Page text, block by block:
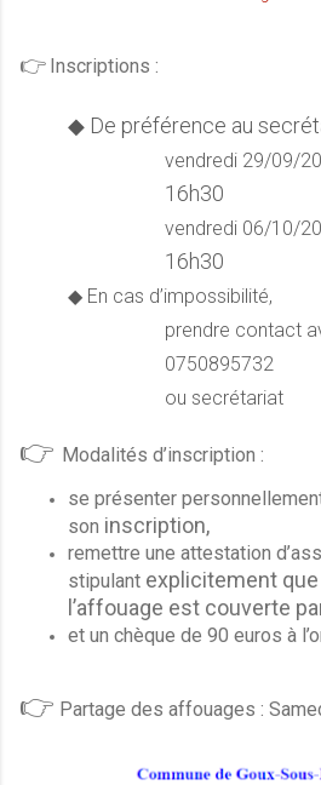
👉 Inscriptions :
◆ De préférence au
vendredi 29/09/
16h30
vendredi 06/10/
16h30
◆ En cas d’impossibilité,
prendre contact
0750895732
ou secrétariat
👉 Modalités d’inscription :
se présenter
son inscription,
remettre une attestation
stipulant explicitement
l’affouage est couverte
et un chèque de 90 euros à
👉 Partage des affouages :